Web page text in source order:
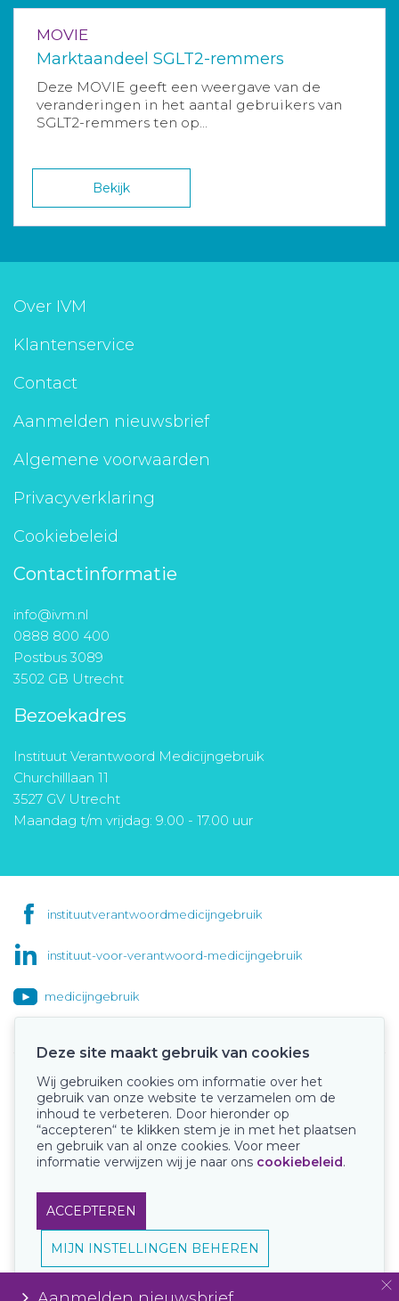
MOVIE
Marktaandeel SGLT2-remmers
Deze MOVIE geeft een weergave van de
veranderingen in het aantal gebruikers van
SGLT2-remmers ten op...
Bekijk
Over IVM
Klantenservice
Contact
Aanmelden nieuwsbrief
Algemene voorwaarden
Privacyverklaring
Cookiebeleid
Contactinformatie
info@ivm.nl
0888 800 400
Postbus 3089
3502 GB Utrecht
Bezoekadres
Instituut Verantwoord Medicijngebruik
Churchilllaan 11
3527 GV Utrecht
Maandag t/m vrijdag: 9.00 - 17.00 uur
instituutverantwoordmedicijngebruik
instituut-voor-verantwoord-medicijngebruik
medicijngebruik
Onze keurmerken
Deze site maakt gebruik van cookies
Wij gebruiken cookies om informatie over het
gebruik van onze website te verzamelen om de
inhoud te verbeteren. Door hieronder op
“accepteren“ te klikken stem je in met het plaatsen
en gebruik van al onze cookies. Voor meer
informatie verwijzen wij je naar ons cookiebeleid.
ACCEPTEREN
MIJN INSTELLINGEN BEHEREN